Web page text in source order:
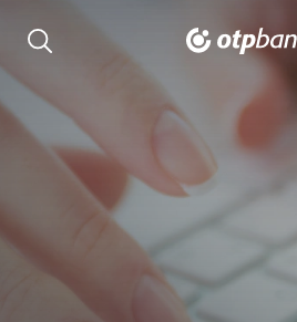
Keresés kinyitása